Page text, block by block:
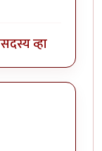
सदस्य व्हा